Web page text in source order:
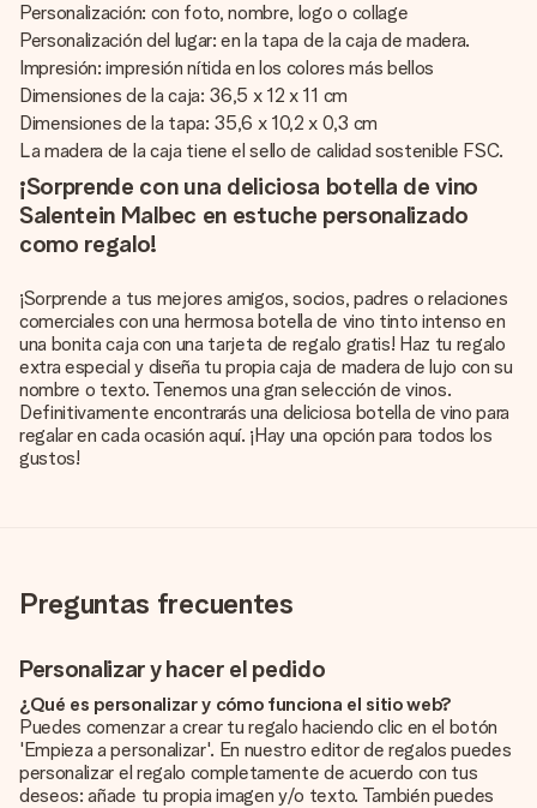
Personalización: con foto, nombre, logo o collage
Personalización del lugar: en la tapa de la caja de madera.
Impresión: impresión nítida en los colores más bellos
Dimensiones de la caja: 36,5 x 12 x 11 cm
Dimensiones de la tapa: 35,6 x 10,2 x 0,3 cm
La madera de la caja tiene el sello de calidad sostenible FSC.
¡Sorprende con una deliciosa botella de vino
Salentein Malbec en estuche personalizado
como regalo!
¡Sorprende a tus mejores amigos, socios, padres o relaciones
comerciales con una hermosa botella de vino tinto intenso en
una bonita caja con una tarjeta de regalo gratis! Haz tu regalo
extra especial y diseña tu propia caja de madera de lujo con su
nombre o texto. Tenemos una gran selección de vinos.
Definitivamente encontrarás una deliciosa botella de vino para
regalar en cada ocasión aquí. ¡Hay una opción para todos los
gustos!
Preguntas frecuentes
Personalizar y hacer el pedido
¿Qué es personalizar y cómo funciona el sitio web?
Puedes comenzar a crear tu regalo haciendo clic en el botón
'Empieza a personalizar'. En nuestro editor de regalos puedes
personalizar el regalo completamente de acuerdo con tus
deseos: añade tu propia imagen y/o texto. También puedes